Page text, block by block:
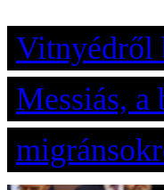
Vitnyédről
Messiás, a